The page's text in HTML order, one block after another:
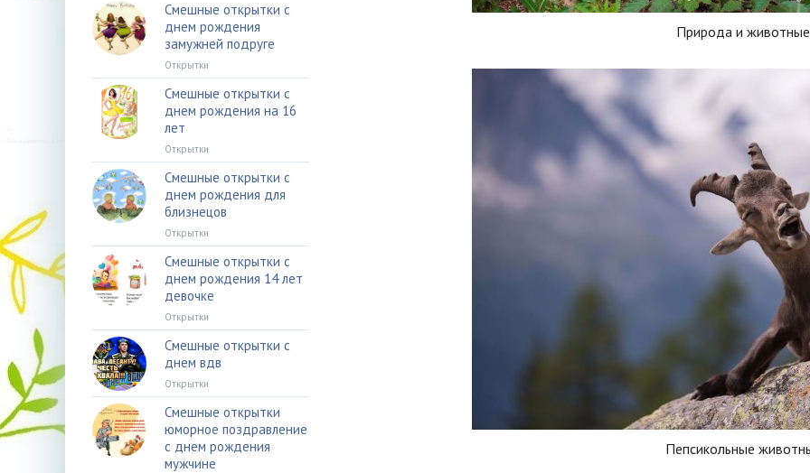
Природа и животные
Пепсикольные
Смешные открытки с
днем рождения
замужней подруге
Открытки
Смешные открытки с
днем рождения на 16
лет
Открытки
Смешные открытки с
днем рождения для
близнецов
Открытки
Смешные открытки с
днем рождения 14 лет
девочке
Открытки
Смешные открытки с
днем вдв
Открытки
Смешные открытки
юморное поздравление
с днем рождения
мужчине